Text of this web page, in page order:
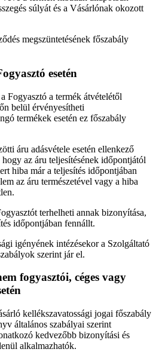
súlyát és a Vásárlónak okozott
megszüntetésének főszabály
esetén
Fogyasztó a termék átvételétől
belül érvényesítheti
termékek esetén ez főszabály
áru adásvétele esetén ellenkező
az áru teljesítésének időpontjától
hiba már a teljesítés időpontjában
az áru természetével vagy a hiba
terhelheti annak bizonyítása,
időpontjában fennállt.
igényének intézésekor a Szolgáltató
szerint jár el.
fogyasztói, céges vagy
kellékszavatossági jogai főszabály
általános szabályai szerint
kedvezőbb bizonyítási és
alkalmazhatók.